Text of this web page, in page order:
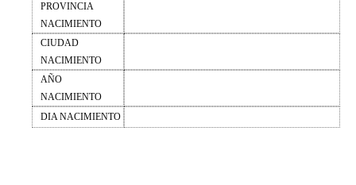
PROVINCIA
NACIMIENTO
CIUDAD
NACIMIENTO
AÑO
NACIMIENTO
DIA NACIMIENTO